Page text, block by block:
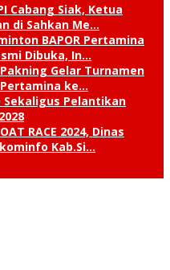
Cabang Siak, Ketua
di Sahkan Me…
BAPOR Pertamina
Dibuka, In…
Gelar Turnamen
ke…
Sekaligus Pelantikan
RACE 2024, Dinas
Kab.Si…